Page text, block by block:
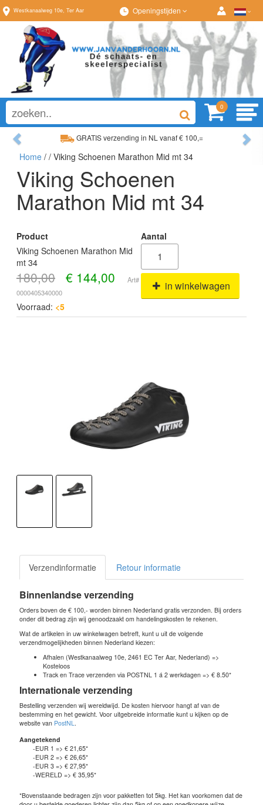
Westkanaalweg 10e, Ter Aar Openingstijden
0
GRATIS verzending in NL vanaf € 100,=
Ruim assortiment, altijd wat naar wens!
Previous
Home / / Viking Schoenen Marathon Mid mt 34
Viking Schoenen
Marathon Mid mt 34
Product
Aantal
Viking Schoenen Marathon Mid
mt 34
180,00 € 144,00
Art#
0000405340000
in winkelwagen
Voorraad: <5
Verzendinformatie Retour informatie
Binnenlandse verzending
Orders boven de € 100,- worden binnen Nederland gratis verzonden. Bij orders
onder dit bedrag zijn wij genoodzaakt om handelingskosten te rekenen.
Wat de artikelen in uw winkelwagen betreft, kunt u uit de volgende
verzendmogelijkheden binnen Nederland kiezen:
Afhalen (Westkanaalweg 10e, 2461 EC Ter Aar, Nederland) =>
Kosteloos
Track en Trace verzenden via POSTNL 1 á 2 werkdagen => € 8.50*
Internationale verzending
Bestelling verzenden wij wereldwijd. De kosten hiervoor hangt af van de
bestemming en het gewicht. Voor uitgebreide informatie kunt u kijken op de
website van PostNL.
Aangetekend
-EUR 1 => € 21,65*
-EUR 2 => € 26,65*
-EUR 3 => € 27,95*
-WERELD => € 35,95*
*Bovenstaande bedragen zijn voor pakketten tot 5kg. Het kan voorkomen dat de